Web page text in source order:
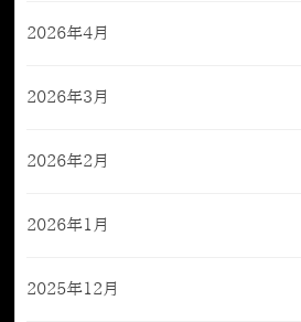
2026年4月
2026年3月
2026年2月
2026年1月
2025年12月